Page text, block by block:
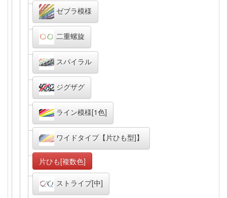
ゼブラ模様
二重螺旋
スパイラル
ジグザグ
ライン模様[1色]
ワイドタイプ【片ひも型]】
片ひも[複数色]
ストライプ[中]